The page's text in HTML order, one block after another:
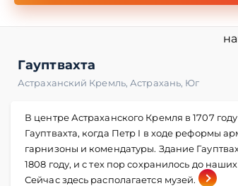
Гауптвахта
Астраханский Кремль, Астрахань, Юг
В центре Астраханского Кремля в 1707
Гауптвахта, когда Петр I в ходе реформы
гарнизоны и комендатуры. Здание
1808 году, и с тех пор сохранилось до
Сейчас здесь располагается музей.